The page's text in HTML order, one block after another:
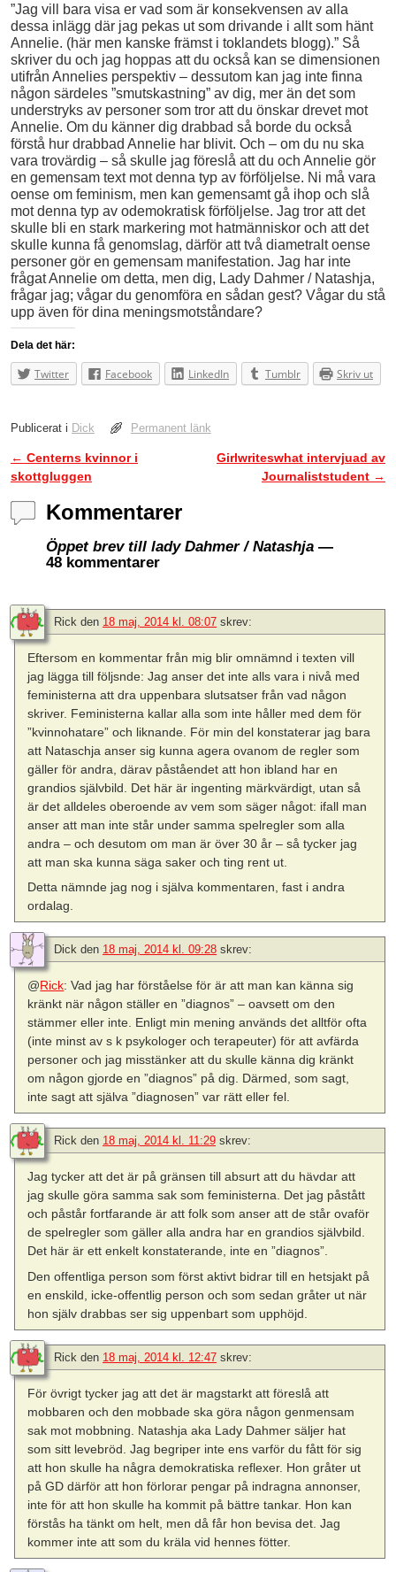
”Jag vill bara visa er vad som är konsekvensen av alla
dessa inlägg där jag pekas ut som drivande i allt som hänt
Annelie. (här men kanske främst i toklandets blogg).” Så
skriver du och jag hoppas att du också kan se dimensionen
utifrån Annelies perspektiv – dessutom kan jag inte finna
någon särdeles ”smutskastning” av dig, mer än det som
understryks av personer som tror att du önskar drevet mot
Annelie. Om du känner dig drabbad så borde du också
förstå hur drabbad Annelie har blivit. Och – om du nu ska
vara trovärdig – så skulle jag föreslå att du och Annelie gör
en gemensam text mot denna typ av förföljelse. Ni må vara
oense om feminism, men kan gemensamt gå ihop och slå
mot denna typ av odemokratisk förföljelse. Jag tror att det
skulle bli en stark markering mot hatmänniskor och att det
skulle kunna få genomslag, därför att två diametralt oense
personer gör en gemensam manifestation. Jag har inte
frågat Annelie om detta, men dig, Lady Dahmer / Natashja,
frågar jag; vågar du genomföra en sådan gest? Vågar du stå
upp även för dina meningsmotståndare?
Dela det här:
Twitter Facebook LinkedIn Tumblr Skriv ut
Publicerat i Dick Permanent länk
Inläggsnavigering
← Centerns kvinnor i
skottgluggen
Girlwriteswhat intervjuad av
Journaliststudent →
Kommentarer
Öppet brev till lady Dahmer / Natashja —
48 kommentarer
Rick den 18 maj, 2014 kl. 08:07 skrev:
Eftersom en kommentar från mig blir omnämnd i texten vill
jag lägga till följsnde: Jag anser det inte alls vara i nivå med
feministerna att dra uppenbara slutsatser från vad någon
skriver. Feministerna kallar alla som inte håller med dem för
”kvinnohatare” och liknande. För min del konstaterar jag bara
att Nataschja anser sig kunna agera ovanom de regler som
gäller för andra, därav påståendet att hon ibland har en
grandios självbild. Det här är ingenting märkvärdigt, utan så
är det alldeles oberoende av vem som säger något: ifall man
anser att man inte står under samma spelregler som alla
andra – och desutom om man är över 30 år – så tycker jag
att man ska kunna säga saker och ting rent ut.
Detta nämnde jag nog i själva kommentaren, fast i andra
ordalag.
Dick den 18 maj, 2014 kl. 09:28 skrev:
@Rick: Vad jag har förståelse för är att man kan känna sig
kränkt när någon ställer en ”diagnos” – oavsett om den
stämmer eller inte. Enligt min mening används det alltför ofta
(inte minst av s k psykologer och terapeuter) för att avfärda
personer och jag misstänker att du skulle känna dig kränkt
om någon gjorde en ”diagnos” på dig. Därmed, som sagt,
inte sagt att själva ”diagnosen” var rätt eller fel.
Rick den 18 maj, 2014 kl. 11:29 skrev:
Jag tycker att det är på gränsen till absurt att du hävdar att
jag skulle göra samma sak som feministerna. Det jag påstått
och påstår fortfarande är att folk som anser att de står ovaför
de spelregler som gäller alla andra har en grandios självbild.
Det här är ett enkelt konstaterande, inte en ”diagnos”.
Den offentliga person som först aktivt bidrar till en hetsjakt på
en enskild, icke-offentlig person och som sedan gråter ut när
hon själv drabbas ser sig uppenbart som upphöjd.
Rick den 18 maj, 2014 kl. 12:47 skrev:
För övrigt tycker jag att det är magstarkt att föreslå att
mobbaren och den mobbade ska göra någon genmensam
sak mot mobbning. Natashja aka Lady Dahmer säljer hat
som sitt levebröd. Jag begriper inte ens varför du fått för sig
att hon skulle ha några demokratiska reflexer. Hon gråter ut
på GD därför att hon förlorar pengar på indragna annonser,
inte för att hon skulle ha kommit på bättre tankar. Hon kan
förstås ha tänkt om helt, men då får hon bevisa det. Jag
kommer inte att som du kräla vid hennes fötter.